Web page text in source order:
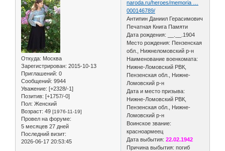
Откуда: Москва
Зарегистрирован: 2015-10-13
Приглашений: 0
Сообщений: 9944
Уважение: [+2328/-1]
Позитив: [+1757/-0]
Пол: Женский
Возраст: 49 [1976-11-19]
Провел на форуме:
5 месяцев 27 дней
Последний визит:
2026-06-17 20:53:45
naroda.ru/heroes/memoria …
000146789/
Антипин Даниил Герасимович
Печатная Книга Памяти
Дата рождения: __.__.1904
Место рождения: Пензенская
обл., Нижнеломовский р-н
Наименование военкомата:
Нижне-Ломовский РВК,
Пензенская обл., Нижне-
Ломовский р-н
Дата и место призыва:
Нижне-Ломовский РВК,
Пензенская обл., Нижне-
Ломовский р-н
Воинское звание:
красноармеец
Дата выбытия:22.02.1942
Причина выбытия: погиб